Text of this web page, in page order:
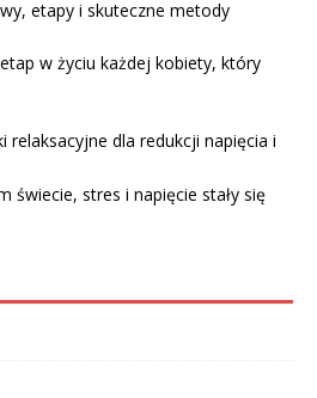
etapy i skuteczne metody
w życiu każdej kobiety, który
relaksacyjne dla redukcji napięcia i
świecie, stres i napięcie stały się